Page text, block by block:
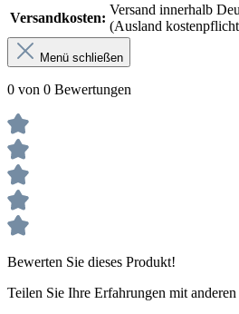
Versandkosten:
Versand innerhalb
(Ausland
Menü schließen
0 von 0 Bewertungen
Bewerten Sie dieses Produkt!
Teilen Sie Ihre Erfahrungen mit